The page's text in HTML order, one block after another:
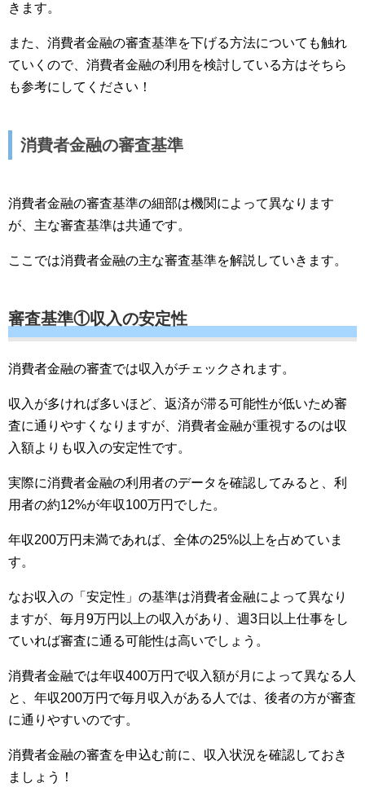
きます。
また、消費者金融の審査基準を下げる方法についても触れ
ていくので、消費者金融の利用を検討している方はそちら
も参考にしてください！
消費者金融の審査基準
消費者金融の審査基準の細部は機関によって異なります
が、主な審査基準は共通です。
ここでは消費者金融の主な審査基準を解説していきます。
審査基準①収入の安定性
消費者金融の審査では収入がチェックされます。
収入が多ければ多いほど、返済が滞る可能性が低いため審
査に通りやすくなりますが、消費者金融が重視するのは収
入額よりも収入の安定性です。
実際に消費者金融の利用者のデータを確認してみると、利
用者の約12%が年収100万円でした。
年収200万円未満であれば、全体の25%以上を占めていま
す。
なお収入の「安定性」の基準は消費者金融によって異なり
ますが、毎月9万円以上の収入があり、週3日以上仕事をし
ていれば審査に通る可能性は高いでしょう。
消費者金融では年収400万円で収入額が月によって異なる人
と、年収200万円で毎月収入がある人では、後者の方が審査
に通りやすいのです。
消費者金融の審査を申込む前に、収入状況を確認しておき
ましょう！